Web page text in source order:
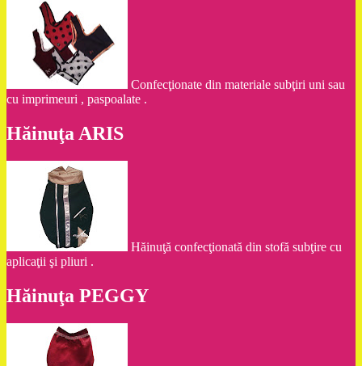
Confecţionate din materiale subţiri uni sau
cu imprimeuri , paspoalate .
Hăinuţa ARIS
Hăinuţă confecţionată din stofă subţire cu
aplicaţii şi pliuri .
Hăinuţa PEGGY